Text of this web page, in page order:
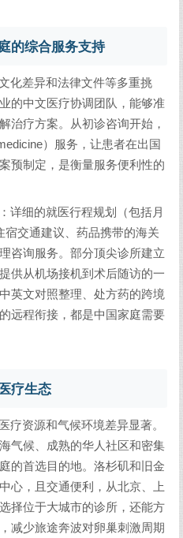
的综合服务支持
化差异和法律文件等多重挑
的中文医疗协调团队，能够准
治疗方案。从初诊咨询开始，
）服务，让患者在出国
预制定，是衡量服务便利性的
详细的就医行程规划（包括月
宿交通建议、药品携带的海关
咨询服务。部分顶尖诊所建立
供从机场接机到术后随访的一
英文对照整理、处方药的跨境
远程衔接，都是中国家庭需要
疗生态
疗资源和气候环境差异显著。
气候、成熟的华人社区和密集
的首选目的地。洛杉矶和旧金
心，且交通便利，从北京、上
择位于大城市的诊所，还能方
减少旅途奔波对卵巢刺激周期